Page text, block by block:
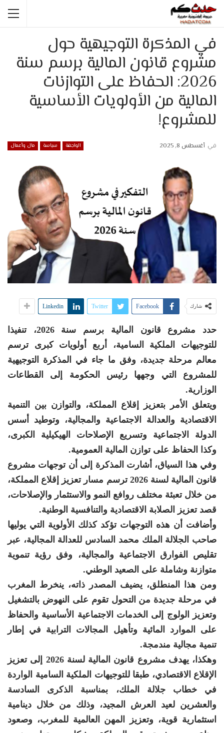
في المذكرة التوجيهية حول
مشروع قانون المالية برسم سنة
2026: الحفاظ على التوازنات
المالية من الأولويات الأساسية
للمشروع!
الواجهة سياسة مال وأعمال في أغسطس 8, 2025
شارك Facebook
Twitter
Linkedin
حدد مشروع قانون المالية برسم سنة 2026، تنفيذا
للتوجيهات الملكية السامية، أربع أولويات كبرى ترسم
معالم مرحلة جديدة، وفق ما جاء في المذكرة التوجيهية
للمشروع التي وجهها رئيس الحكومة إلى القطاعات
الوزارية.
ويتعلق الأمر بتعزيز إقلاع المملكة، والتوازن بين التنمية
الاقتصادية والعدالة الاجتماعية والمجالية، وتوطيد أسس
الدولة الاجتماعية وتسريع الإصلاحات الهيكيلية الكبرى،
وكذا الحفاظ على توازن المالية العمومية.
وفي هذا السياق، أشارت المذكرة إلى أن توجهات مشروع
قانون المالية لسنة 2026 ترسم مسار تعزيز إقلاع المملكة،
من خلال تعبئة مختلف روافع النمو والاستثمار والإصلاحات،
قصد تعزيز الصلابة الاقتصادية والتنافسية الوطنية.
وأضافت أن هذه التوجهات تؤكد كذلك الأولوية التي يوليها
صاحب الجلالة الملك محمد السادس للعدالة المجالية، عبر
تقليص الفوارق الاجتماعية والمجالية، وفق رؤية تنموية
متوازنة وشاملة على الصعيد الوطني.
ومن هذا المنطلق، يضيف المصدر ذاته، ينخرط المغرب
في مرحلة جديدة من التحول تقوم على النهوض بالتشغيل
وتعزيز الولوج إلى الخدمات الاجتماعية الأساسية والحفاظ
على الموارد المائية وتأهيل المجالات الترابية في إطار
تنمية مجالية مندمجة.
وهكذا، يهدف مشروع قانون المالية لسنة 2026 إلى تعزيز
الإقلاع الاقتصادي، طبقا للتوجيهات الملكية السامية الواردة
في خطاب جلالة الملك، بمناسبة الذكرى السادسة
والعشرين لعيد العرش المجيد، وذلك من خلال دينامية
استثمارية قوية، وتعزيز المهن العالمية للمغرب، وصعود